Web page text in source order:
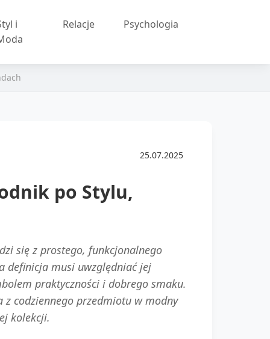
i
Relacje Psychologia
25.07.2025
po Stylu,
się z prostego, funkcjonalnego
definicja musi uwzględniać jej
praktyczności i dobrego smaku.
z codziennego przedmiotu w modny
kolekcji.